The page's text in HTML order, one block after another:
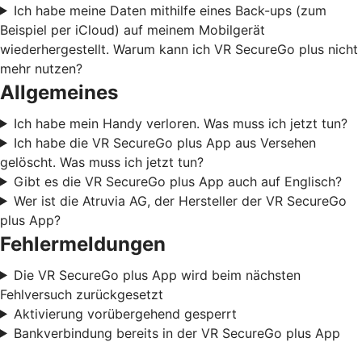
Ich habe meine Daten mithilfe eines Back-ups (zum
Beispiel per iCloud) auf meinem Mobilgerät
wiederhergestellt. Warum kann ich VR SecureGo plus nicht
mehr nutzen?
Allgemeines
Ich habe mein Handy verloren. Was muss ich jetzt tun?
Ich habe die VR SecureGo plus App aus Versehen
gelöscht. Was muss ich jetzt tun?
Gibt es die VR SecureGo plus App auch auf Englisch?
Wer ist die Atruvia AG, der Hersteller der VR SecureGo
plus App?
Fehlermeldungen
Die VR SecureGo plus App wird beim nächsten
Fehlversuch zurückgesetzt
Aktivierung vorübergehend gesperrt
Bankverbindung bereits in der VR SecureGo plus App